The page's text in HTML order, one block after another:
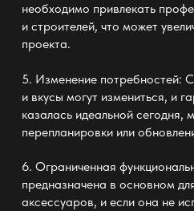
необходимо привлекать
и строителей, что может
проекта.
5. Изменение потребностей:
и вкусы могут измениться, и
казалась идеальной сегодня,
перепланировки или
6. Ограниченная
предназначена в основном
аксессуаров, и если она не